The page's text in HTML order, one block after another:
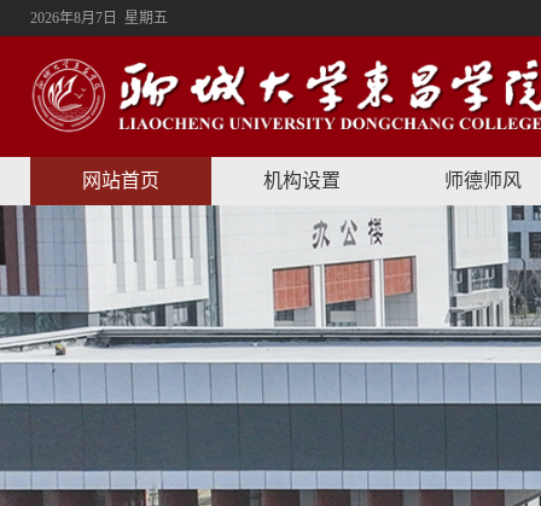
2026年8月7日 星期五
网站首页 机构设置 师德师风